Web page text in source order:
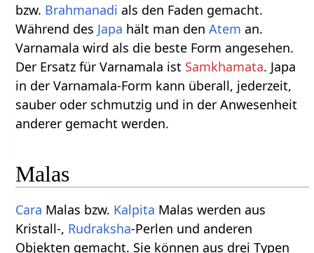
bzw. Brahmanadi als den Faden gemacht.
Während des Japa hält man denAtem an.
Varnamala wird als die beste Form angesehen.
Der Ersatz für Varnamala ist Samkhamata. Japa
in der Varnamala-Form kann überall, jederzeit,
sauber oder schmutzig und in der Anwesenheit
anderer gemacht werden.
Malas
Cara Malas bzw. Kalpita Malas werden aus
Kristall-, Rudraksha-Perlen und anderen
Objekten gemacht. Sie können aus drei Typen